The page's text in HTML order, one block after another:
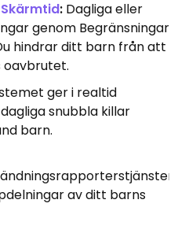
: Dagliga eller
genom Begränsningar
hindrar ditt barn från att
oavbrutet.
ger i realtid
snubbla killar
barn.
av ditt barns